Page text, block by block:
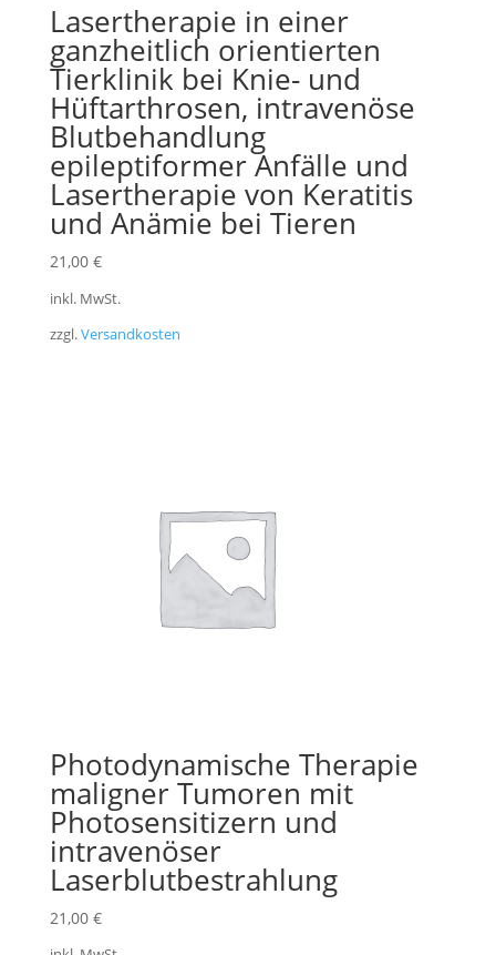
Lasertherapie in einer
ganzheitlich orientierten
Tierklinik bei Knie- und
Hüftarthrosen, intravenöse
Blutbehandlung
epileptiformer Anfälle und
Lasertherapie von Keratitis
und Anämie bei Tieren
21,00 €
inkl. MwSt.
zzgl.Versandkosten
Photodynamische Therapie
maligner Tumoren mit
Photosensitizern und
intravenöser
Laserblutbestrahlung
21,00 €